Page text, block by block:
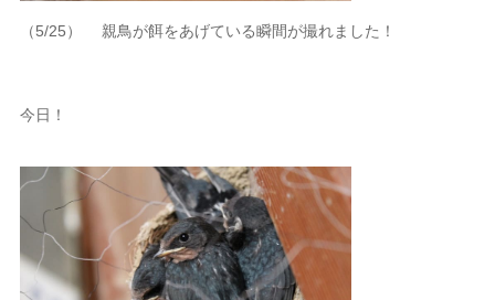
（5/25） 親鳥が餌をあげている瞬間が撮れました！
今日！